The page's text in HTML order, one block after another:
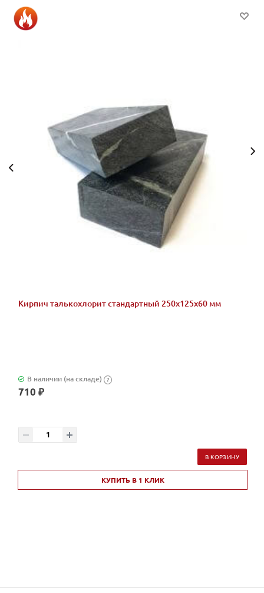
Кирпич талькохлорит стандартный 250x125x60 мм
В наличии (на складе) ?
710 ₽
В КОРЗИНУ
КУПИТЬ В 1 КЛИК